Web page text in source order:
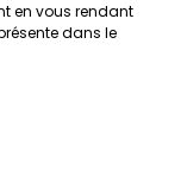
en vous rendant
dans le